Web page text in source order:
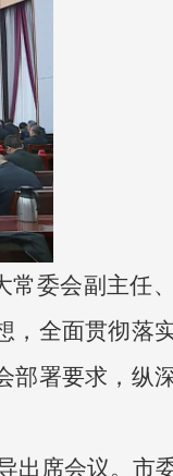
常委会副主任
，全面贯彻落
部署要求，纵
出席会议。市